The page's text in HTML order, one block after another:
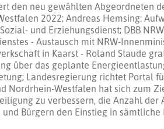
den neu gewählten Abgeordneten
2022; Andreas Hemsing:
und Erziehungsdienst; DBB
- Austausch mit NRW-
in Kaarst - Roland Staude
über das geplante
Landesregierung richtet Portal
Nordrhein-Westfalen hat sich zum
zu verbessern, die Anzahl der
Bürgern den Einstieg in